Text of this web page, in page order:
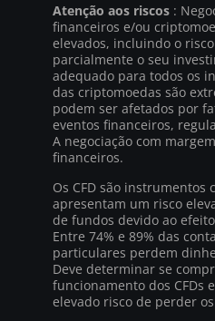
Atenção aos riscos :
financeiros e/ou
elevados, incluindo o
parcialmente o seu
adequado para todos os
das criptomoedas são
podem ser afetados por
eventos financeiros,
A negociação com
financeiros.
Os CFD são instrumentos
apresentam um risco
de fundos devido ao
Entre 74% e 89% das
particulares perdem
Deve determinar se
funcionamento dos CFDs
elevado risco de perder